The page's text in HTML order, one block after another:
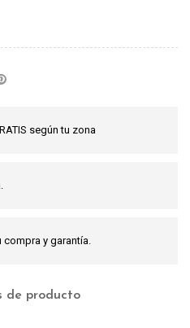
según tu zona
compra y garantía.
de producto